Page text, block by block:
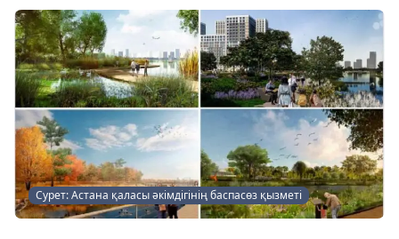
Сурет: Астана қаласы әкімдігінің баспасөз қызметі